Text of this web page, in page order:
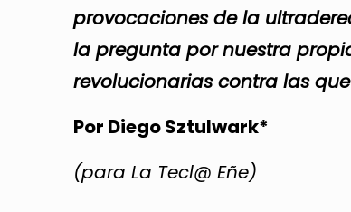
provocaciones de la
la pregunta por nuestra
revolucionarias contra las
Por Diego Sztulwark*
(para La Tecl@ Eñe)